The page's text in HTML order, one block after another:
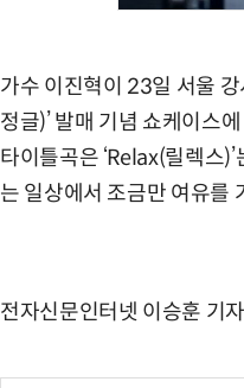
가수 이진혁이 23일 서울
정글)’ 발매 기념 쇼케이스
타이틀곡은 ‘Relax(릴렉스
는 일상에서 조금만 여유를
전자신문인터넷 이승훈